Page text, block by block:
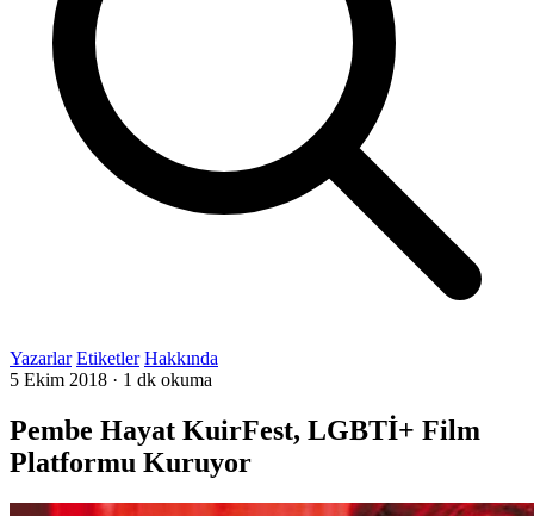
Yazarlar Etiketler Hakkında
5 Ekim 2018 · 1 dk okuma
Pembe Hayat KuirFest, LGBTİ+ Film
Platformu Kuruyor